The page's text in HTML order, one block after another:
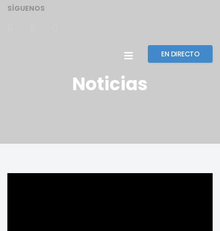
SÍGUENOS
EN DIRECTO
Noticias